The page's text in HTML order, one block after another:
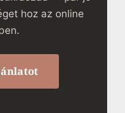
hoz az online